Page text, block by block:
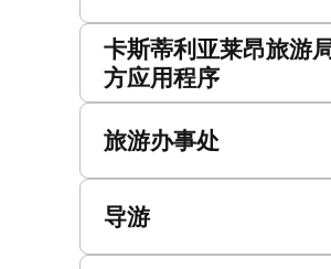
卡斯蒂利亚莱昂旅游
方应用程序
旅游办事处
导游